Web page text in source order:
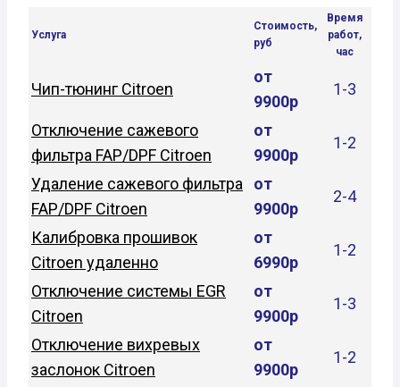
Услуга
Стоимость,
руб
Время
работ,
час
Чип-тюнинг Citroen
от
9900р
1-3
Отключение сажевого
фильтра FAP/DPF Citroen
от
9900р
1-2
Удаление сажевого фильтра
FAP/DPF Citroen
от
9900р
2-4
Калибровка прошивок
Citroen удаленно
от
6990р
1-2
Отключение системы EGR
Citroen
от
9900р
1-3
Отключение вихревых
заслонок Citroen
от
9900р
1-2